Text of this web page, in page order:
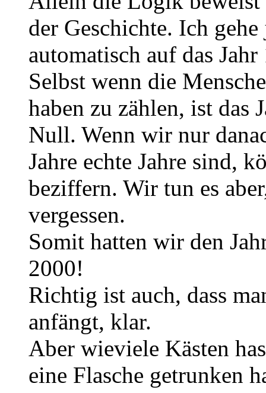
der Geschichte. Ich
automatisch auf das
Selbst wenn die
haben zu zählen, ist das
Null. Wenn wir nur
Jahre echte Jahre sind,
beziffern. Wir tun es
vergessen.
Somit hatten wir den
2000!
Richtig ist auch, dass
anfängt, klar.
Aber wieviele Kästen
eine Flasche getrunken